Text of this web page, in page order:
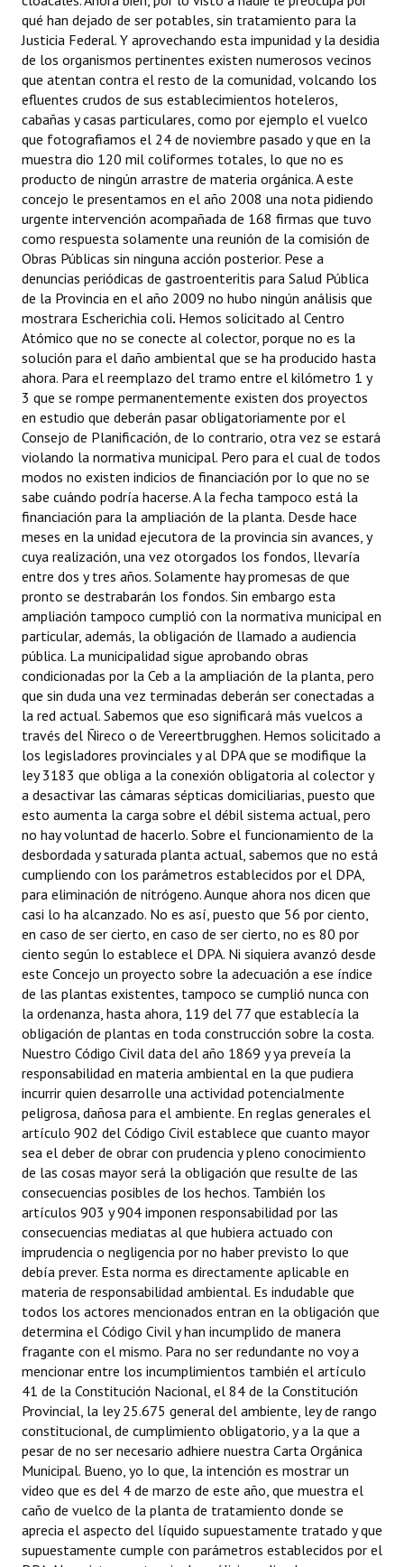
qué han dejado de ser potables, sin tratamiento para la
Justicia Federal. Y aprovechando esta impunidad y la desidia
de los organismos pertinentes existen numerosos vecinos
que atentan contra el resto de la comunidad, volcando los
efluentes crudos de sus establecimientos hoteleros,
cabañas y casas particulares, como por ejemplo el vuelco
que fotografiamos el 24 de noviembre pasado y que en la
muestra dio 120 mil coliformes totales, lo que no es
producto de ningún arrastre de materia orgánica. A este
concejo le presentamos en el año 2008 una nota pidiendo
urgente intervención acompañada de 168 firmas que tuvo
como respuesta solamente una reunión de la comisión de
Obras Públicas sin ninguna acción posterior. Pese a
denuncias periódicas de gastroenteritis para Salud Pública
de la Provincia en el año 2009 no hubo ningún análisis que
mostrara Escherichia coli. Hemos solicitado al Centro
Atómico que no se conecte al colector, porque no es la
solución para el daño ambiental que se ha producido hasta
ahora. Para el reemplazo del tramo entre el kilómetro 1 y
3 que se rompe permanentemente existen dos proyectos
en estudio que deberán pasar obligatoriamente por el
Consejo de Planificación, de lo contrario, otra vez se estará
violando la normativa municipal. Pero para el cual de todos
modos no existen indicios de financiación por lo que no se
sabe cuándo podría hacerse. A la fecha tampoco está la
financiación para la ampliación de la planta. Desde hace
meses en la unidad ejecutora de la provincia sin avances, y
cuya realización, una vez otorgados los fondos, llevaría
entre dos y tres años. Solamente hay promesas de que
pronto se destrabarán los fondos. Sin embargo esta
ampliación tampoco cumplió con la normativa municipal en
particular, además, la obligación de llamado a audiencia
pública. La municipalidad sigue aprobando obras
condicionadas por la Ceb a la ampliación de la planta, pero
que sin duda una vez terminadas deberán ser conectadas a
la red actual. Sabemos que eso significará más vuelcos a
través del Ñireco o de Vereertbrugghen. Hemos solicitado a
los legisladores provinciales y al DPA que se modifique la
ley 3183 que obliga a la conexión obligatoria al colector y
a desactivar las cámaras sépticas domiciliarias, puesto que
esto aumenta la carga sobre el débil sistema actual, pero
no hay voluntad de hacerlo. Sobre el funcionamiento de la
desbordada y saturada planta actual, sabemos que no está
cumpliendo con los parámetros establecidos por el DPA,
para eliminación de nitrógeno. Aunque ahora nos dicen que
casi lo ha alcanzado. No es así, puesto que 56 por ciento,
en caso de ser cierto, en caso de ser cierto, no es 80 por
ciento según lo establece el DPA. Ni siquiera avanzó desde
este Concejo un proyecto sobre la adecuación a ese índice
de las plantas existentes, tampoco se cumplió nunca con
la ordenanza, hasta ahora, 119 del 77 que establecía la
obligación de plantas en toda construcción sobre la costa.
Nuestro Código Civil data del año 1869 y ya preveía la
responsabilidad en materia ambiental en la que pudiera
incurrir quien desarrolle una actividad potencialmente
peligrosa, dañosa para el ambiente. En reglas generales el
artículo 902 del Código Civil establece que cuanto mayor
sea el deber de obrar con prudencia y pleno conocimiento
de las cosas mayor será la obligación que resulte de las
consecuencias posibles de los hechos. También los
artículos 903 y 904 imponen responsabilidad por las
consecuencias mediatas al que hubiera actuado con
imprudencia o negligencia por no haber previsto lo que
debía prever. Esta norma es directamente aplicable en
materia de responsabilidad ambiental. Es indudable que
todos los actores mencionados entran en la obligación que
determina el Código Civil y han incumplido de manera
fragante con el mismo. Para no ser redundante no voy a
mencionar entre los incumplimientos también el artículo
41 de la Constitución Nacional, el 84 de la Constitución
Provincial, la ley 25.675 general del ambiente, ley de rango
constitucional, de cumplimiento obligatorio, y a la que a
pesar de no ser necesario adhiere nuestra Carta Orgánica
Municipal. Bueno, yo lo que, la intención es mostrar un
video que es del 4 de marzo de este año, que muestra el
caño de vuelco de la planta de tratamiento donde se
aprecia el aspecto del líquido supuestamente tratado y que
supuestamente cumple con parámetros establecidos por el